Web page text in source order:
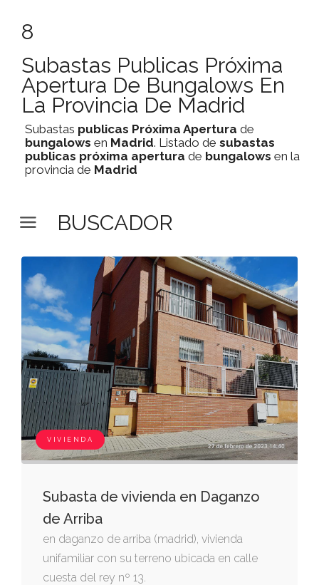
8
Subastas Publicas Próxima
Apertura De Bungalows En
La Provincia De Madrid
Subastas publicas Próxima Apertura de
bungalows en Madrid. Listado de subastas
publicas próxima apertura de bungalows en la
provincia de Madrid
BUSCADOR
VIVIENDA
Subasta de vivienda en Daganzo
de Arriba
en daganzo de arriba (madrid), vivienda
unifamiliar con su terreno ubicada en calle
cuesta del rey nº 13.